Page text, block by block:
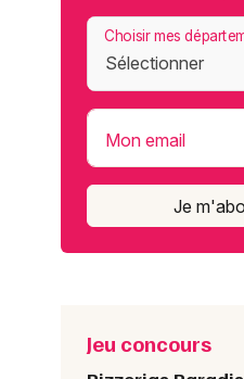
Choisir mes
Mon email
Je
Jeu concours